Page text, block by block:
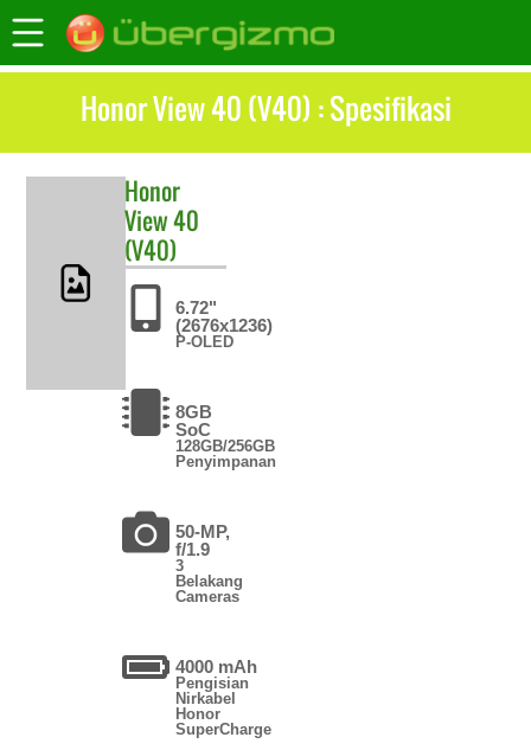
Honor View 40 (V40) : Spesifikasi
Honor
View 40
(V40)
6.72"
(2676x1236)
P-OLED
8GB
SoC
128GB/256GB
Penyimpanan
50-MP,
f/1.9
3
Belakang
Cameras
4000 mAh
Pengisian
Nirkabel
Honor
SuperCharge